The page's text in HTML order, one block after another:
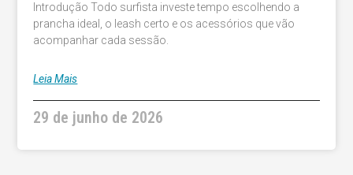
Introdução Todo surfista investe tempo escolhendo a
prancha ideal, o leash certo e os acessórios que vão
acompanhar cada sessão.
Leia Mais
29 de junho de 2026